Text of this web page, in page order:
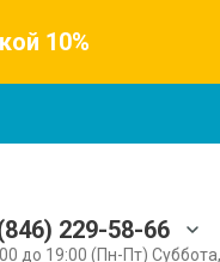
10%
229-58-66
до 19:00 (Пн-Пт)